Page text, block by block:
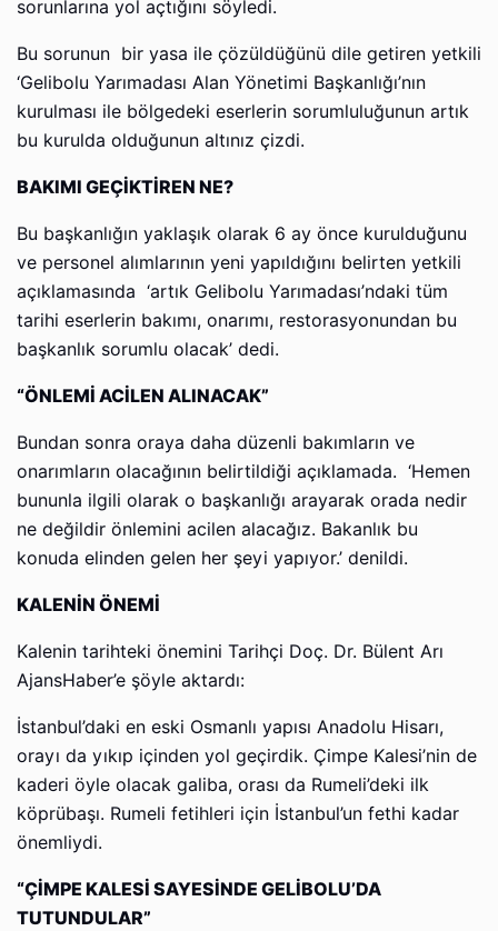
sorunlarına yol açtığını söyledi.
Bu sorunun bir yasa ile çözüldüğünü dile getiren yetkili
‘Gelibolu Yarımadası Alan Yönetimi Başkanlığı’nın
kurulması ile bölgedeki eserlerin sorumluluğunun artık
bu kurulda olduğunun altınız çizdi.
BAKIMI GEÇİKTİREN NE?
Bu başkanlığın yaklaşık olarak 6 ay önce kurulduğunu
ve personel alımlarının yeni yapıldığını belirten yetkili
açıklamasında ‘artık Gelibolu Yarımadası’ndaki tüm
tarihi eserlerin bakımı, onarımı, restorasyonundan bu
başkanlık sorumlu olacak’ dedi.
“ÖNLEMİ ACİLEN ALINACAK”
Bundan sonra oraya daha düzenli bakımların ve
onarımların olacağının belirtildiği açıklamada. ‘Hemen
bununla ilgili olarak o başkanlığı arayarak orada nedir
ne değildir önlemini acilen alacağız. Bakanlık bu
konuda elinden gelen her şeyi yapıyor.’ denildi.
KALENİN ÖNEMİ
Kalenin tarihteki önemini Tarihçi Doç. Dr. Bülent Arı
AjansHaber’e şöyle aktardı:
İstanbul’daki en eski Osmanlı yapısı Anadolu Hisarı,
orayı da yıkıp içinden yol geçirdik. Çimpe Kalesi’nin de
kaderi öyle olacak galiba, orası da Rumeli’deki ilk
köprübaşı. Rumeli fetihleri için İstanbul’un fethi kadar
önemliydi.
“ÇİMPE KALESİ SAYESİNDE GELİBOLU’DA
TUTUNDULAR”